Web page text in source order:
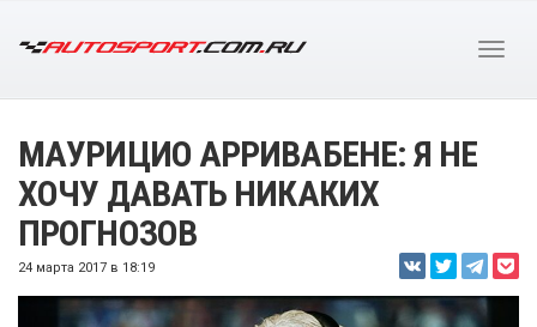
МАУРИЦИО АРРИВАБЕНЕ: Я НЕ
ХОЧУ ДАВАТЬ НИКАКИХ
ПРОГНОЗОВ
24 марта 2017 в 18:19